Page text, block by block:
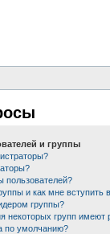
и группы
пользователей?
и как мне вступить
группы?
некоторых групп имеют
по умолчанию?